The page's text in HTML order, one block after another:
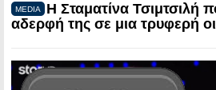
MEDIA
Η Σταματίνα Τσιμτσιλή
αδερφή της σε μια τρυφερή